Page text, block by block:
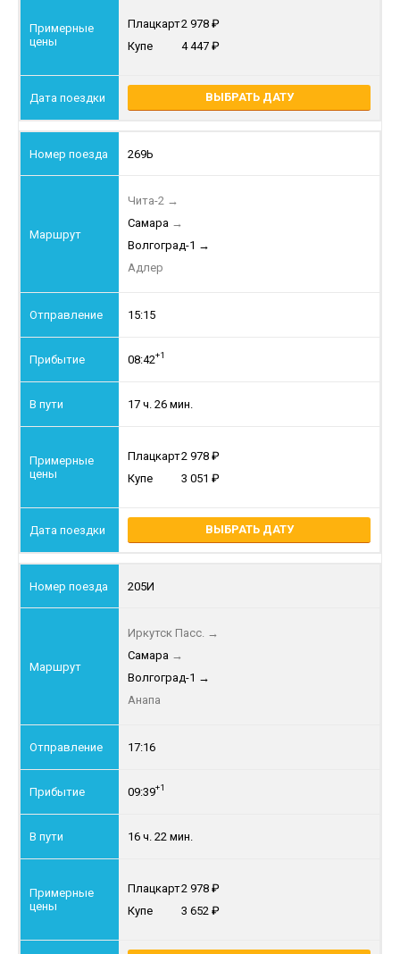
Плацкарт2 978
Купе
4 447
ВЫБРАТЬ ДАТУ
269Ь
Чита-2 →
Самара →
Волгоград-1 →
Адлер
15:15
08:42+1
17 ч. 26 мин.
Плацкарт2 978
Купе
3 051
ВЫБРАТЬ ДАТУ
205И
Иркутск Пасс. →
Самара →
Волгоград-1 →
Анапа
17:16
09:39+1
16 ч. 22 мин.
Плацкарт2 978
Купе
3 652